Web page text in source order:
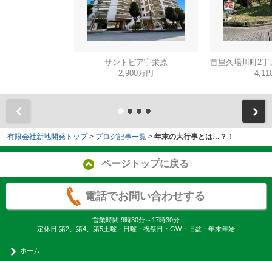
サントピア宇栄原
2,900万円
有限会社新地開発トップ > ブログ記事一覧 > 年末の大行事とは…？！
ページトップに戻る
電話でお問い合わせする
営業時間:9時30分～17時30分
定休日:第2、第4、第5土曜・日曜・祝祭日・GW・旧盆・年末年始
ホーム